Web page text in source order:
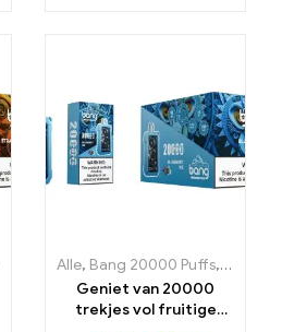
e-sigaretten Zweden,
Alle, Bang 20000 Puffs,
Geniet van 20000
trekjes vol fruitige